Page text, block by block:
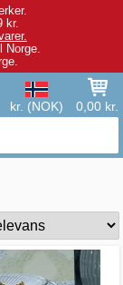
kr.
Norge.
kr. (NOK) 0,00 kr.